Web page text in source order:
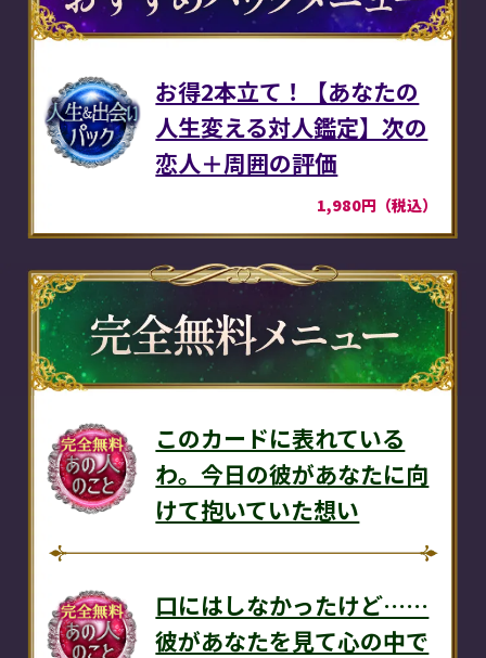
お得2本立て！【あなたの
人生変える対人鑑定】次の
恋人＋周囲の評価
1,980円（税込）
このカードに表れている
わ。今日の彼があなたに向
けて抱いていた想い
口にはしなかったけど……
彼があなたを見て心の中で